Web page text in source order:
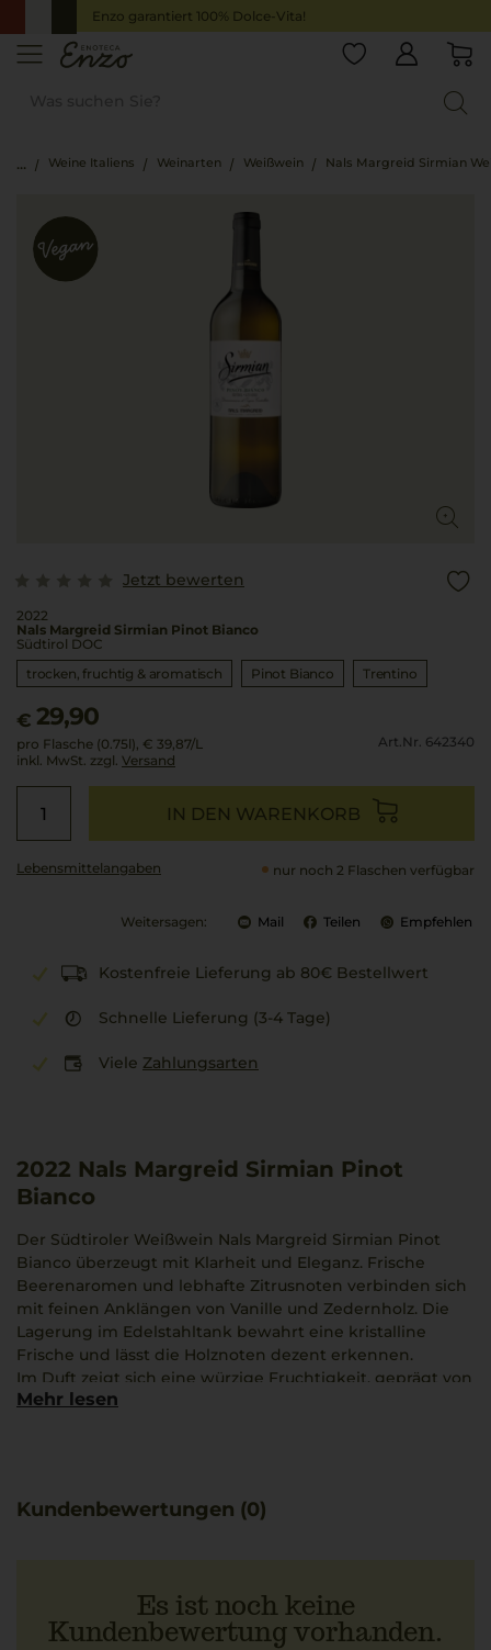
Enzo garantiert 100% Dolce-Vita!
Weine Italiens Weinarten Weißwein Nals Margreid Sirmian
Jetzt bewerten
2022
Nals Margreid Sirmian Pinot Bianco
Südtirol DOC
trocken, fruchtig & aromatisch
Pinot Bianco Trentino
€ 29,90
pro Flasche (0.75l), € 39,87/L
inkl. MwSt. zzgl. Versand
Art.Nr. 642340
IN DEN WARENKORB
Lebensmittel­angaben nur noch 2 Flaschen verfügbar
Weitersagen: Mail Teilen Empfehlen
Kostenfreie Lieferung ab 80€ Bestellwert
Schnelle Lieferung (3-4 Tage)
Viele Zahlungsarten
2022 Nals Margreid Sirmian Pinot
Bianco
Der Südtiroler Weißwein Nals Margreid Sirmian Pinot
Bianco überzeugt mit Klarheit und Eleganz. Frische
Beerenaromen und lebhafte Zitrusnoten verbinden sich
mit feinen Anklängen von Vanille und Zedernholz. Die
Lagerung im Edelstahltank bewahrt eine kristalline
Frische und lässt die Holznoten dezent erkennen.
Im Duft zeigt sich eine würzige Fruchtigkeit, geprägt von
Reinheit und Stringenz, die zugleich anschmiegsam und
Qualitätsansprüche des Erzeugers Nals Margreid wider
Mehr lesen
Kundenbewertungen (0)
Es ist noch keine
Kundenbewertung vorhanden.